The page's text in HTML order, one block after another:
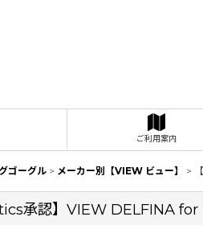
ご利用案内
ゴーグル > メーカー別【VIEW ビュー】 >
承認】VIEW DELFINA